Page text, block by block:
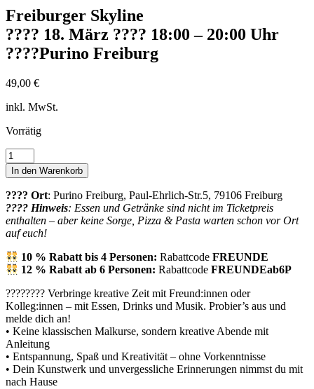
Freiburg
Menge
Freiburger Skyline
???? 18. März ???? 18:00 – 20:00 Uhr
????Purino Freiburg
49,00 €
inkl. MwSt.
Vorrätig
Freiburger
Skyline
????
18.
März
????
18:00
20:00
Uhr
Purino
Freiburg
Menge
In den Warenkorb
???? Ort: Purino Freiburg, Paul-Ehrlich-Str.5, 79106 Freiburg
???? Hinweis: Essen und Getränke sind nicht im Ticketpreis
enthalten – aber keine Sorge, Pizza & Pasta warten schon vor Ort
auf euch!
10 % Rabatt bis 4 Personen: RabattcodeFREUNDE
12 % Rabatt ab 6 Personen: RabattcodeFREUNDEab6P
????‍???? Verbringe kreative Zeit mit Freund:innen oder
Kolleg:innen – mit Essen, Drinks und Musik. Probier’s aus und
melde dich an!
• Keine klassischen Malkurse, sondern kreative Abende mit
Anleitung
• Entspannung, Spaß und Kreativität – ohne Vorkenntnisse
• Dein Kunstwerk und unvergessliche Erinnerungen nimmst du mit
nach Hause